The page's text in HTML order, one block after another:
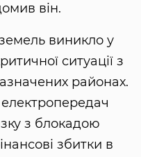
він.
виникло у
ситуації з
районах.
електропередач
з блокадою
збитки в